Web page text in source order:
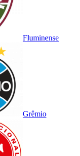
Fluminense
Grêmio